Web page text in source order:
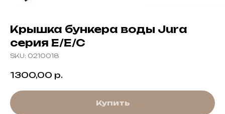
Крышка бункера воды Jura
серия E/E/C
SKU: 0210018
1300,00 р.
Купить